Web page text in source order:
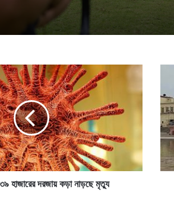
হাজারের দরজায় কড়া নাড়ছে মৃত্যু
ধ্যা
য়
শু
রু
রা
মা
র্চা